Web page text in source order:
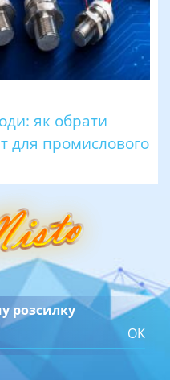
як обрати
для промислового
розсилку
OK